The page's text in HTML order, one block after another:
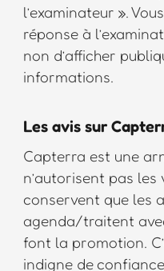
l’examinateur ».
réponse à
non d’afficher
informations.
Les avis sur
Capterra est une
n’autorisent pas
conservent que les
agenda/traitent
font la promotion.
indigne de